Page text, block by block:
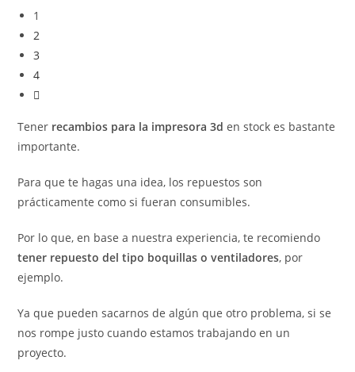
1
2
3
4
Tener recambios para la impresora 3d en stock es bastante
importante.
Para que te hagas una idea, los repuestos son
prácticamente como si fueran consumibles.
Por lo que, en base a nuestra experiencia, te recomiendo
tener repuesto del tipo boquillas o ventiladores, por
ejemplo.
Ya que pueden sacarnos de algún que otro problema, si se
nos rompe justo cuando estamos trabajando en un
proyecto.